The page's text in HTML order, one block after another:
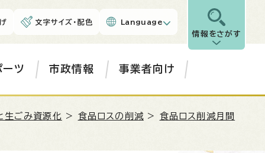
文字サイズ・配色 Language
情報をさがす
ーツ 市政情報 事業者向け
生ごみ資源化 > 食品ロスの削減> 食品ロス削減月間